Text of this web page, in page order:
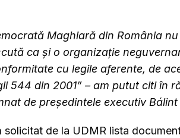
Maghiară din România
ca şi o organizație
cu legile aferente, de
544 din 2001” – am putut citi în
de președintele executivBálint
solicitat de la UDMR lista